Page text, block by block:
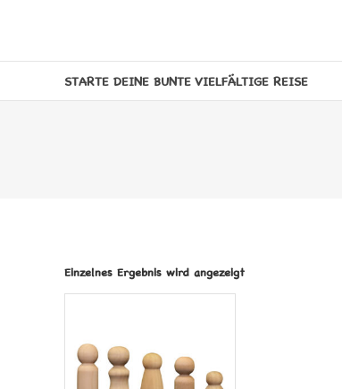
MELANE
STARTE DEINE BUNTE VIELFÄLTIGE REISE
Einzelnes Ergebnis wird angezeigt